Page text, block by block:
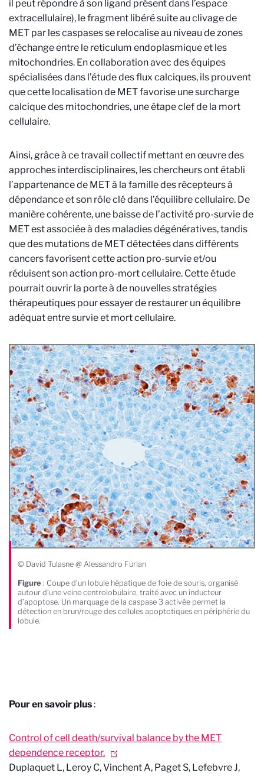
il peut répondre à son ligand présent dans l’espace
extracellulaire), le fragment libéré suite au clivage de
MET par les caspases se relocalise au niveau de zones
d’échange entre le reticulum endoplasmique et les
mitochondries. En collaboration avec des équipes
spécialisées dans l’étude des flux calciques, ils prouvent
que cette localisation de MET favorise une surcharge
calcique des mitochondries, une étape clef de la mort
cellulaire.
Ainsi, grâce à ce travail collectif mettant en œuvre des
approches interdisciplinaires, les chercheurs ont établi
l’appartenance de MET à la famille des récepteurs à
dépendance et son rôle clé dans l’équilibre cellulaire. De
manière cohérente, une baisse de l’activité pro-survie de
MET est associée à des maladies dégénératives, tandis
que des mutations de MET détectées dans différents
cancers favorisent cette action pro-survie et/ou
réduisent son action pro-mort cellulaire. Cette étude
pourrait ouvrir la porte à de nouvelles stratégies
thérapeutiques pour essayer de restaurer un équilibre
adéquat entre survie et mort cellulaire.
© David Tulasne @ Alessandro Furlan
Figure : Coupe d’un lobule hépatique de foie de souris, organisé
autour d’une veine centrolobulaire, traité avec un inducteur
d’apoptose. Un marquage de la caspase 3 activée permet la
détection en brun/rouge des cellules apoptotiques en périphérie du
lobule.
Pour en savoir plus:
Control of cell death/survival balance by the MET
dependence receptor.
Duplaquet L, Leroy C, Vinchent A, Paget S, Lefebvre J,